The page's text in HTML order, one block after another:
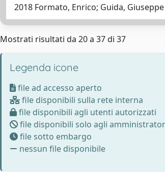
2018 Formato, Enrico; Guida, Giuseppe
Mostrati risultati da 20 a 37 di 37
Legenda icone
file ad accesso aperto
file disponibili sulla rete interna
file disponibili agli utenti autorizzati
file disponibili solo agli
file sotto embargo
nessun file disponibile